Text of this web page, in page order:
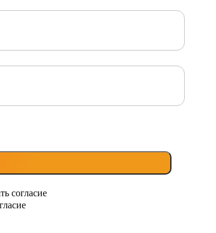
согласие